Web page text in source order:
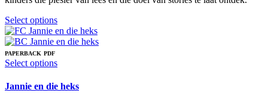
Select optionsThis
product
has
variants.
options
PAPERBACK PDF
Select optionsThis
has
Jannie en die heks